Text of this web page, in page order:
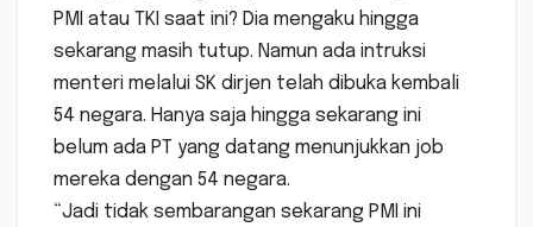
PMI atau TKI saat ini? Dia mengaku hingga
sekarang masih tutup. Namun ada intruksi
menteri melalui SK dirjen telah dibuka kembali
54 negara. Hanya saja hingga sekarang ini
belum ada PT yang datang menunjukkan job
mereka dengan 54 negara.
“Jadi tidak sembarangan sekarang PMI ini